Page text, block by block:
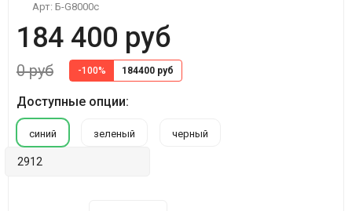
Арт: Б-G8000с
184 400 руб
0 руб -100% 184400 руб
Доступные опции:
синий зеленый черный